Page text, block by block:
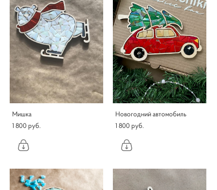
Мишка
1 800 pуб.
Новогодний автомобиль
1 800 pуб.